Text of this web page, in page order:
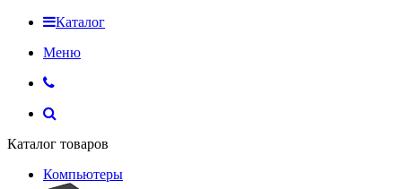
Каталог
Меню
Каталог товаров
Компьютеры